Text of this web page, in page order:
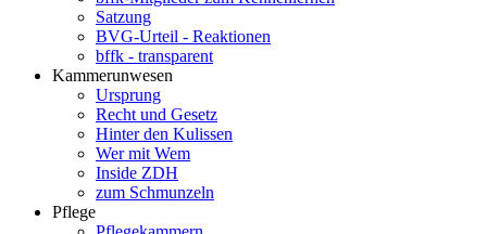
Satzung
BVG-Urteil - Reaktionen
bffk - transparent
Kammerunwesen
Ursprung
Recht und Gesetz
Hinter den Kulissen
Wer mit Wem
Inside ZDH
zum Schmunzeln
Pflege